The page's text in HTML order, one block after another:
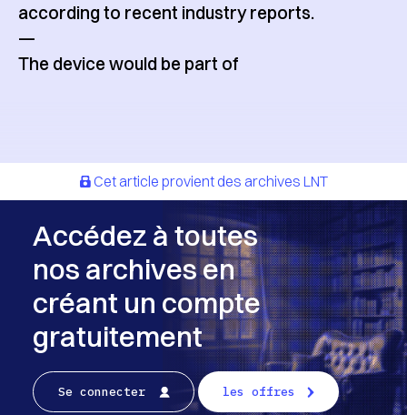
according to recent industry reports.
—
The device would be part of
Cet article provient des archives LNT
Accédez à toutes
nos archives en
créant un compte
gratuitement
Se connecter les offres